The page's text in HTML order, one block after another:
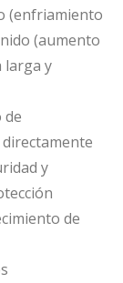
(enfriamiento
(aumento
larga y
de
y
de